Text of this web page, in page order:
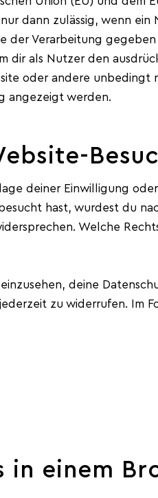
dann zulässig, wenn
der Verarbeitung
dir als Nutzer den
oder andere
angezeigt werden.
deiner Einwilligung
hast, wurdest du
Welche
deine
zu widerrufen. Im
einem